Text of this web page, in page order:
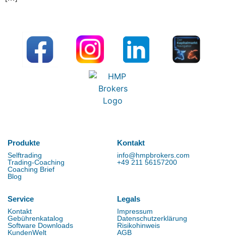
Produkte
Selftrading
Trading-Coaching
Coaching Brief
Blog
Service
Kontakt
Gebührenkatalog
Software Downloads
KundenWelt
Legals
Impressum
Datenschutzerklärung
Risikohinweis
AGB
Kontakt
info@hmpbrokers.com
+49 211 56157200